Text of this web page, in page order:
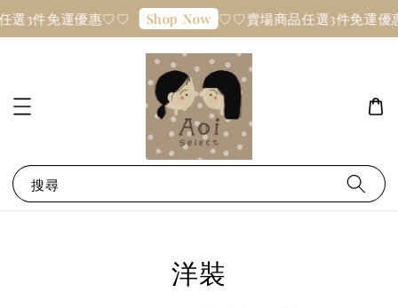
選3件免運優惠♡♡ Shop Now ♡♡賣場商品任選3件免運
搜尋
洋裝